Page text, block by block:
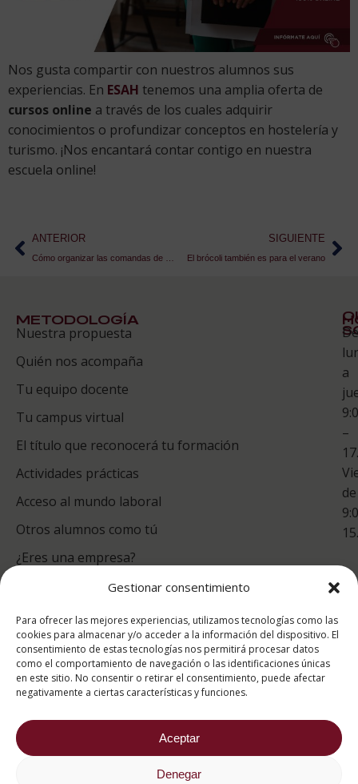
Gestionar consentimiento
Para ofrecer las mejores experiencias, utilizamos tecnologías como las
cookies para almacenar y/o acceder a la información del dispositivo. El
consentimiento de estas tecnologías nos permitirá procesar datos
como el comportamiento de navegación o las identificaciones únicas
en este sitio. No consentir o retirar el consentimiento, puede afectar
negativamente a ciertas características y funciones.
Aceptar
Denegar
Nos gusta compartir con nuestros alumnos sus
experiencias. En ESAH tenemos una amplia oferta de
cursos online a través de los cuales adquirir
conocimientos o profundizar conceptos en hostelería y
turismo. ¡Nos encantará contar contigo en nuestra
escuela online!
ANTERIOR SIGUIENTE
El brócoli también es para el verano
METODOLOGÍA
Nuestra propuesta
Quién nos acompaña
Tu equipo docente
Tu campus virtual
El título que reconocerá tu formación
Actividades prácticas
Acceso al mundo laboral
Otros alumnos como tú
¿Eres una empresa?
Te
De
a
–
de
puntuación para ESAH
9.4/10
basado en1331
Valoraciones soportado por
eKomi
2026 ® Estudios Superiores Abiertos de Hostelería